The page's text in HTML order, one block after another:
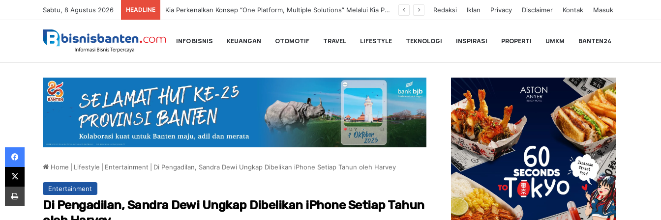
Sabtu, 8 Agustus 2026 HEADLINE Transformasi Digital Perkuat Layanan, Bank bjb Raih Lima Titanium Awards pada PRIMA Awards 2026 Redaksi Iklan Privacy Disclaimer Kontak Masuk
INFO BISNIS KEUANGAN OTOMOTIF TRAVEL LIFESTYLE TEKNOLOGI INSPIRASI PROPERTI UMKM BANTEN24
Home Lifestyle Entertainment Di Pengadilan, Sandra Dewi Ungkap Dibelikan iPhone Setiap Tahun oleh Harvey
Entertainment
Di Pengadilan, Sandra Dewi Ungkap Dibelikan iPhone Setiap Tahun
Facebook